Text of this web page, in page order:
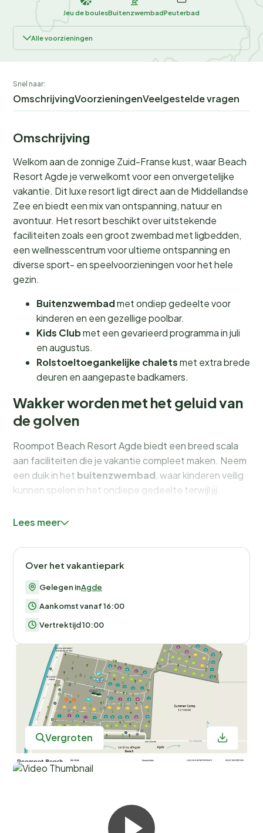
Jeu de boulesBuitenzwembadPeuterbad
Alle voorzieningen
Snel naar:
OmschrijvingVoorzieningenVeelgestelde vragen
Omschrijving
Welkom aan de zonnige Zuid-Franse kust, waar Beach
Resort Agde je verwelkomt voor een onvergetelijke
vakantie. Dit luxe resort ligt direct aan de Middellandse
Zee en biedt een mix van ontspanning, natuur en
avontuur. Het resort beschikt over uitstekende
faciliteiten zoals een groot zwembad met ligbedden,
een wellnesscentrum voor ultieme ontspanning en
diverse sport- en speelvoorzieningen voor het hele
gezin.
Buitenzwembadmet ondiep gedeelte voor
kinderen en een gezellige poolbar.
Kids Clubmet een gevarieerd programma in juli
en augustus.
Rolstoeltoegankelijke chaletsmet extra brede
deuren en aangepaste badkamers.
Wakker worden met het geluid van
de golven
Roompot Beach Resort Agde biedt een breed scala
aan faciliteiten die je vakantie compleet maken. Neem
een duik in het buitenzwembad , waar kinderen veilig
kunnen spelen in het ondiepe gedeelte terwijl jij
kleintjes is er de
tot spannende speurtochten.
de prachtige omgeving, of neem deel aan een van de
vele sportieve activiteiten die het park te bieden
heeft. En als het weer even niet meezit, kun je terecht
in de gezellige recreatieruimte of genieten van een
heerlijke maaltijd in het parkrestaurant.
Proef de Zuid-Franse keuken
Het restaurant op Roompot Beach Resort Agde is een
culinaire ontdekkingstocht op zich. Proef de lokale
gerechten, zoals verse vis en zonovergoten groenten,
vergezeld van een glas lokale wijn. Voor een snelle hap
kun je terecht bij de mini-markt, waar je ook verse
kunt genieten van buffetten en lokale specialiteiten.
Lees meer
Over het vakantiepark
Gelegen inAgde
Aankomst vanaf 16:00
Vertrektijd 10:00
Vergroten